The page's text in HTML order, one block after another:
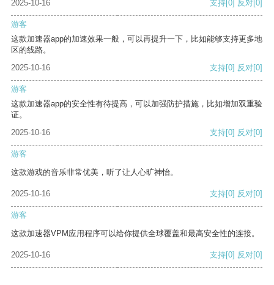
2025-10-16 支持[0] 反对[0]
游客
这款加速器app的加速效果一般，可以再提升一下，比如能够支持更多地
区的线路。
2025-10-16
支持[0] 反对[0]
游客
这款加速器app的安全性有待提高，可以加强防护措施，比如增加双重验
证。
2025-10-16
支持[0] 反对[0]
游客
这款游戏的音乐非常优美，听了让人心旷神怡。
2025-10-16 支持[0] 反对[0]
游客
这款加速器VPM应用程序可以给你提供全球覆盖和最高安全性的连接。
2025-10-16 支持[0] 反对[0]